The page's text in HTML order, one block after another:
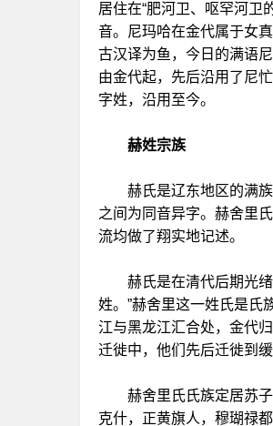
居住在“肥河卫、呕罕河卫
音。尼玛哈在金代属于女
古汉译为鱼，今日的满语
由金代起，先后沿用了尼
字姓，沿用至今。
赫姓宗族
赫氏是辽东地区的满族
之间为同音异字。赫舍里
流均做了翔实地记述。
赫氏是在清代后期光绪
姓。”赫舍里这一姓氏是氏
江与黑龙江汇合处，金代
迁徙中，他们先后迁徙到
赫舍里氏氏族定居苏子
克什，正黄旗人，穆瑚禄